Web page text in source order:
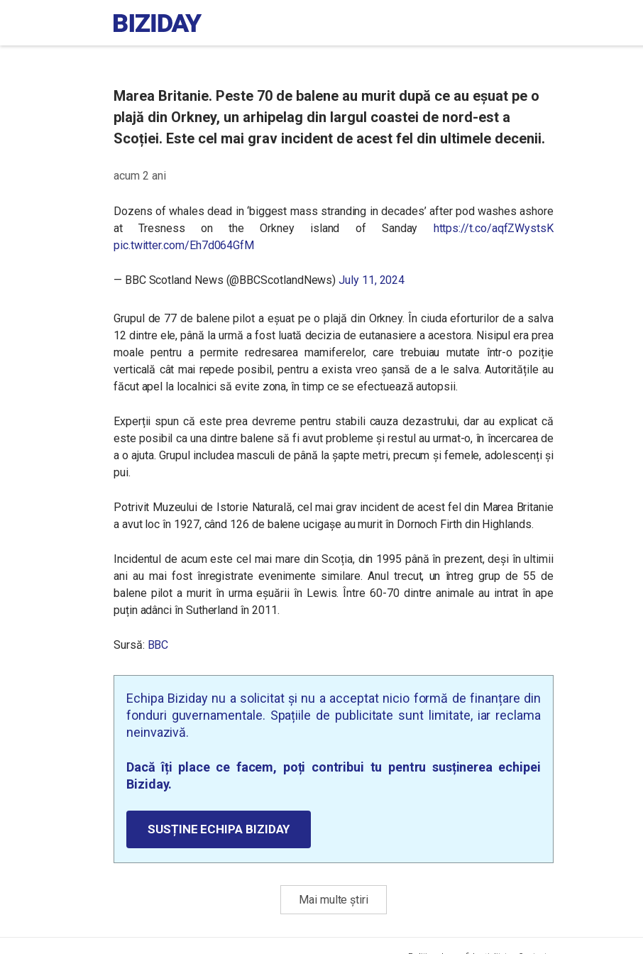
Marea Britanie. Peste 70 de balene au murit după ce au eșuat pe o
plajă din Orkney, un arhipelag din largul coastei de nord-est a
Scoției. Este cel mai grav incident de acest fel din ultimele decenii.
acum 2 ani
Dozens of whales dead in ‘biggest mass stranding in decades’ after pod washes ashore
at Tresness on the Orkney island of Sanday https://t.co/aqfZWystsK
pic.twitter.com/Eh7d064GfM
— BBC Scotland News (@BBCScotlandNews)July 11, 2024
Grupul de 77 de balene pilot a eșuat pe o plajă din Orkney. În ciuda eforturilor de a salva
12 dintre ele, până la urmă a fost luată decizia de eutanasiere a acestora. Nisipul era prea
moale pentru a permite redresarea mamiferelor, care trebuiau mutate într-o poziție
verticală cât mai repede posibil, pentru a exista vreo șansă de a le salva. Autoritățile au
făcut apel la localnici să evite zona, în timp ce se efectuează autopsii.
Experții spun că este prea devreme pentru stabili cauza dezastrului, dar au explicat că
este posibil ca una dintre balene să fi avut probleme și restul au urmat-o, în încercarea de
a o ajuta. Grupul includea masculi de până la șapte metri, precum și femele, adolescenți și
pui.
Potrivit Muzeului de Istorie Naturală, cel mai grav incident de acest fel din Marea Britanie
a avut loc în 1927, când 126 de balene ucigașe au murit în Dornoch Firth din Highlands.
Incidentul de acum este cel mai mare din Scoția, din 1995 până în prezent, deși în ultimii
ani au mai fost înregistrate evenimente similare. Anul trecut, un întreg grup de 55 de
balene pilot a murit în urma eșuării în Lewis. Între 60-70 dintre animale au intrat în ape
puțin adânci în Sutherland în 2011.
Sursă: BBC
Echipa Biziday nu a solicitat și nu a acceptat nicio formă de finanțare din
fonduri guvernamentale. Spațiile de publicitate sunt limitate, iar reclama
neinvazivă.
Dacă îți place ce facem, poți contribui tu pentru susținerea echipei
Biziday.
SUSȚINE ECHIPA BIZIDAY
Mai multe știri